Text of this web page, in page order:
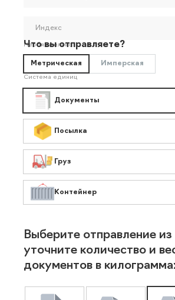
Индекс
Необязательно
Что вы отправляете?
Метрическая Имперская
Система единиц
Документы
Посылка
Груз
Контейнер
Выберите отправление из
уточните количество и
документов в